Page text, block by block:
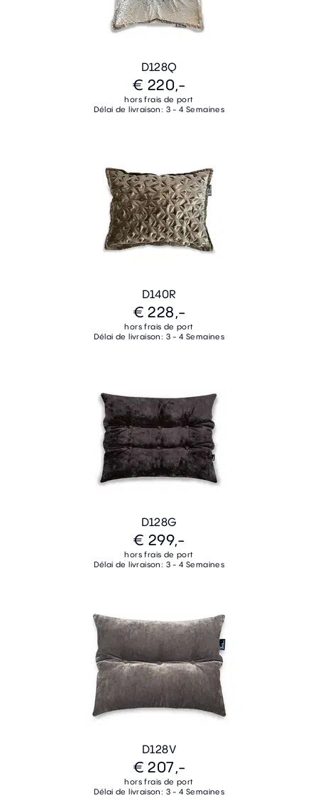
D128Q
€ 220,-
hors frais de port
Délai de livraison: 3 - 4 Semaines
D140R
€ 228,-
hors frais de port
Délai de livraison: 3 - 4 Semaines
D128G
€ 299,-
hors frais de port
Délai de livraison: 3 - 4 Semaines
D128V
€ 207,-
hors frais de port
Délai de livraison: 3 - 4 Semaines